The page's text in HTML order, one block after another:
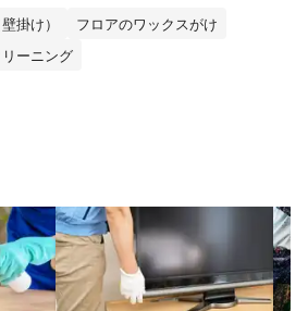
掛け）
フロアのワックスがけ
ーニング